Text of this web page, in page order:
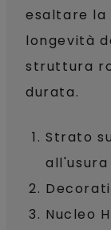
esaltare la
longevità
struttura
durata.
Strato
all'usura
Nucleo